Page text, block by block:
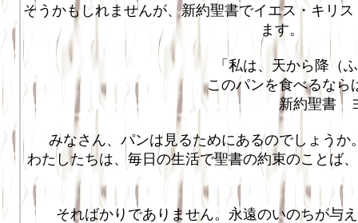
そうかもしれませんが、新約聖書でイエス・キリ
ます。
「私は、天から降（
このパンを食べるなら
新約聖書
みなさん、パンは見るためにあるのでしょうか
わたしたちは、毎日の生活で聖書の約束のことば
そればかりでありません。永遠のいのちが与